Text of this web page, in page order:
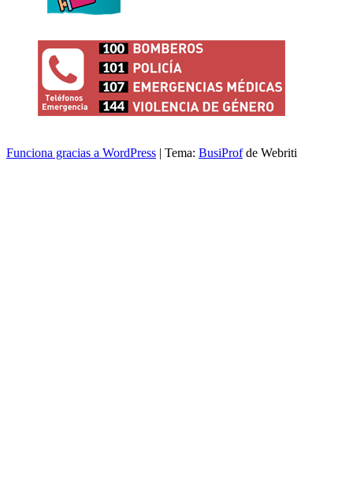
Funciona gracias a WordPress | Tema: BusiProfde Webriti